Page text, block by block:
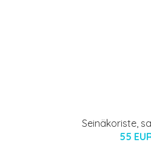
Seinäkoriste,
55